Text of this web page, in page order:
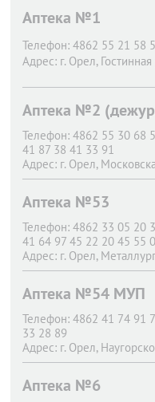
Аптека №1
Телефон: 4862 55 21 58
Адрес: г. Орел,
Аптека №2
Телефон: 4862 55 30 68
41 87 38 41 33 91
Адрес: г. Орел,
Аптека №53
Телефон: 4862 33 05 20
41 64 97 45 22 20 45 55
Адрес: г. Орел,
Аптека №54 МУП
Телефон: 4862 41 74 91
33 28 89
Адрес: г. Орел,
Аптека №6